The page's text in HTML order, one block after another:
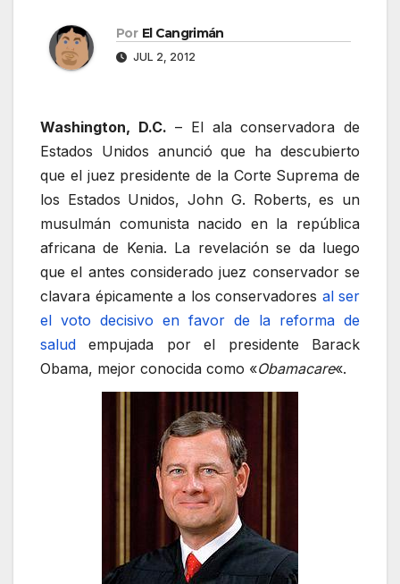
Por El Cangrimán
JUL 2, 2012
Washington, D.C. – El ala conservadora de
Estados Unidos anunció que ha descubierto
que el juez presidente de la Corte Suprema de
los Estados Unidos, John G. Roberts, es un
musulmán comunista nacido en la república
africana de Kenia. La revelación se da luego
que el antes considerado juez conservador se
clavara épicamente a los conservadores al ser
el voto decisivo en favor de la reforma de
salud empujada por el presidente Barack
Obama, mejor conocida como «Obamacare«.